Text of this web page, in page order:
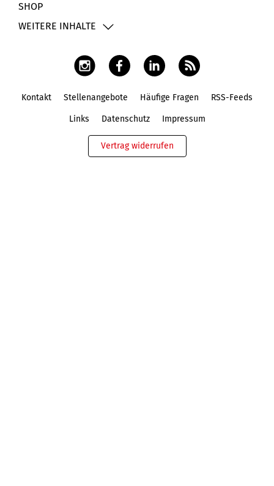
SHOP
WEITERE INHALTE
Kontakt Stellenangebote Häufige Fragen RSS-Feeds
Links Datenschutz Impressum
Vertrag widerrufen